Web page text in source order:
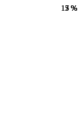
7 %
5 %
7 %
5 %
5 %
13 %
13 %
13 %